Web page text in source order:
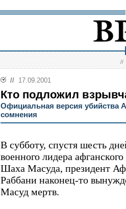
//
// 17.09.2001
Кто подложил
Официальная версия убийства
сомнения
В субботу, спустя шесть
военного лидера
Шаха Масуда, президент
Раббани наконец-то
Масуд мертв.